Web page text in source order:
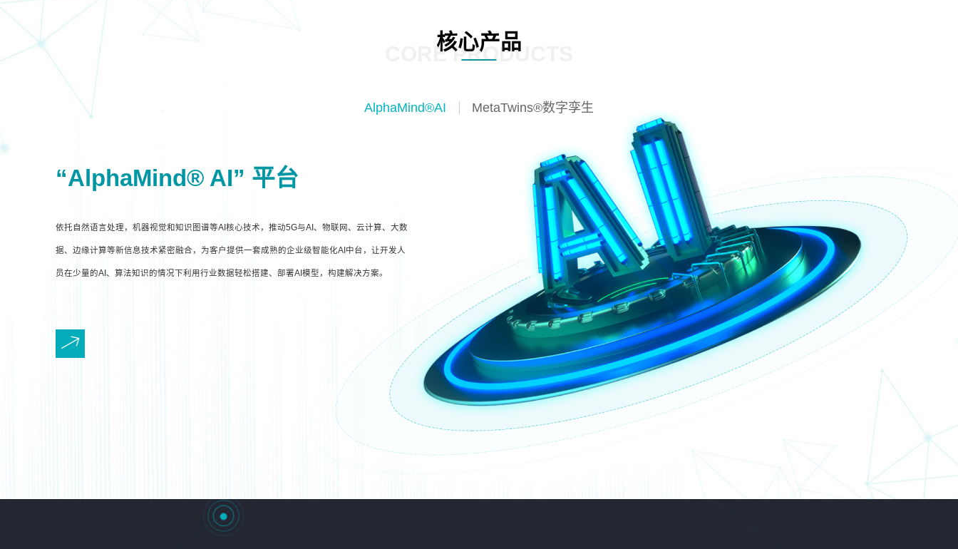
核心产品
CORE PRODUCTS
AlphaMind®AI MetaTwins®数字孪生
“AlphaMind® AI” 平台
依托自然语言处理，机器视觉和知识图谱等AI核心技术，推动5G与AI、物联网、云计算、大数
据、边缘计算等新信息技术紧密融合，为客户提供一套成熟的企业级智能化AI中台，让开发人
员在少量的AI、算法知识的情况下利用行业数据轻松搭建、部署AI模型，构建解决方案。